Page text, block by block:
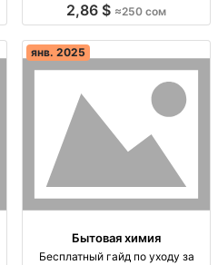
против перхоти: эффективные,
Кыргызстану и СНГ.
2,86 $ ≈250 сом
янв. 2025
Бытовая химия
Бесплатный гайд по уходу за